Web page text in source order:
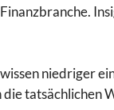
niedriger
die tatsächlichen